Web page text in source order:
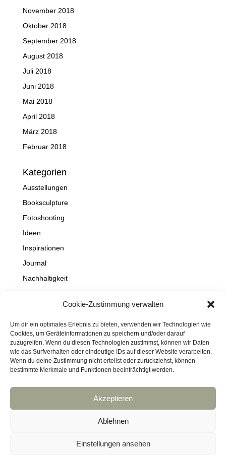
Cookie-Zustimmung verwalten
Um dir ein optimales Erlebnis zu bieten, verwenden wir Technologien wie
Cookies, um Geräteinformationen zu speichern und/oder darauf
zuzugreifen. Wenn du diesen Technologien zustimmst, können wir Daten
wie das Surfverhalten oder eindeutige IDs auf dieser Website verarbeiten.
Wenn du deine Zustimmung nicht erteilst oder zurückziehst, können
bestimmte Merkmale und Funktionen beeinträchtigt werden.
Akzeptieren
Ablehnen
Einstellungen ansehen
November 2018
Oktober 2018
September 2018
August 2018
Juli 2018
Juni 2018
Mai 2018
April 2018
März 2018
Februar 2018
Kategorien
Ausstellungen
Booksculpture
Fotoshooting
Ideen
Inspirationen
Journal
Nachhaltigkeit
Projekte
Schaufenster
Travel
Datenschutz
Haftungsausschluss